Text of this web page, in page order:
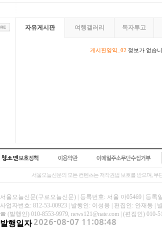
자유게시판 여행갤러리 독자투고
게시판영역_02 정보가 없습
서울오늘신문의 모든 컨텐츠는 저작권법 보호를 받으며, 무
서울오늘신문(구로오늘신문) | 등록번호: 서울 아05469 | 등록
사업자번호: 812-53-00923 | 발행인: 이성용 | 편집인: 안재동
☎ (발행인) 010-8553-9979, news121@nate.com | (편집인) 010-
발행일자